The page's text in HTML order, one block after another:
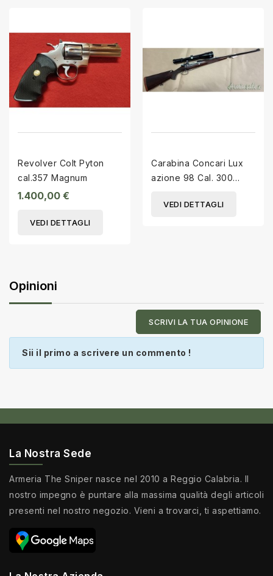
Revolver Colt Pyton
cal.357 Magnum
1.400,00 €
VEDI DETTAGLI
Carabina Concari Lux
azione 98 Cal. 300
VEDI DETTAGLI
Opinioni
SCRIVI LA TUA OPINIONE
Sii il primo a scrivere un commento !
La Nostra Sede
Armeria The Sniper nasce nel 2010 a Reggio Calabria. Il
nostro impegno è puntare alla massima qualità degli articoli
presenti nel nostro negozio. Vieni a trovarci, ti aspettiamo.